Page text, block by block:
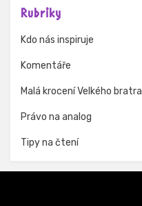
Rubriky
Kdo nás inspiruje
Komentáře
Malá krocení Velkého bratra
Právo na analog
Tipy na čtení